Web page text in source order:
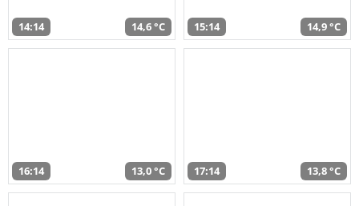
14:14 14,6 °C 15:14 14,9 °C
16:14 13,0 °C 17:14 13,8 °C